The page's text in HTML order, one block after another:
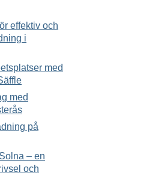
effektiv och
i
med
med
på
– en
och